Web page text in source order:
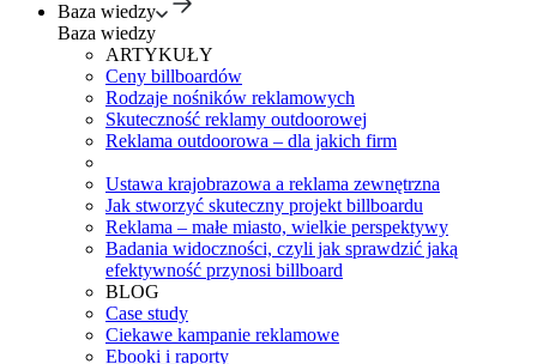
Baza wiedzy
Baza wiedzy
ARTYKUŁY
Ceny billboardów
Rodzaje nośników reklamowych
Skuteczność reklamy outdoorowej
Reklama outdoorowa – dla jakich firm
Ustawa krajobrazowa a reklama zewnętrzna
Jak stworzyć skuteczny projekt billboardu
Reklama – małe miasto, wielkie perspektywy
Badania widoczności, czyli jak sprawdzić jaką
efektywność przynosi billboard
BLOG
Case study
Ciekawe kampanie reklamowe
Ebooki i raporty